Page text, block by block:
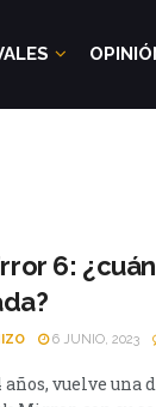
6:
6 JUNIO, 2023
años, vuelve una